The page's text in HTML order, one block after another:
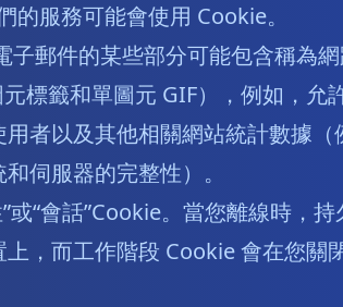
的服務可能會使用 Cookie。
郵件的某些部分可能包含稱為
元標籤和單圖元 GIF），例如，
者以及其他相關網站統計數據
伺服器的完整性）。
或“會話”Cookie。當您離線時，
，而工作階段 Cookie 會在您關